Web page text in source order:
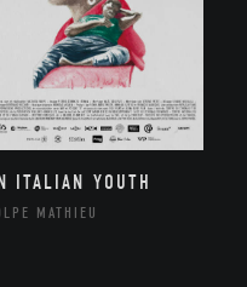
ITALIAN YOUTH
MATHIEU